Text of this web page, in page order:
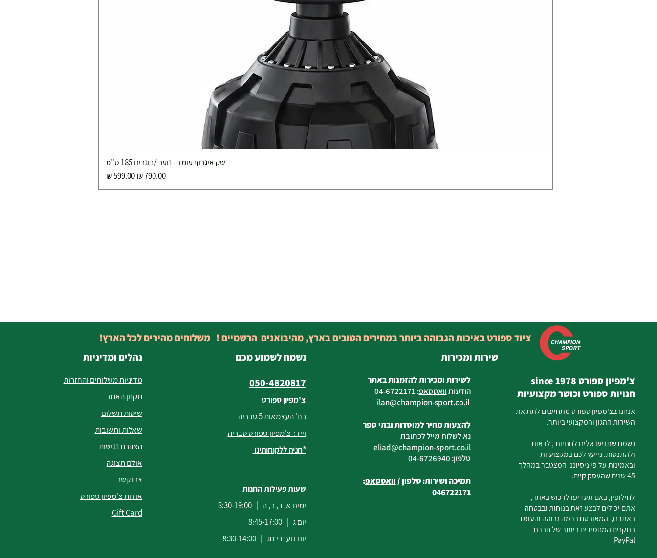
שק איגרוף עומד - נוער /בוגרים 185 ס"מ
מחיר רגילמחיר מבצע
נהלים ומדיניות
מדיניות משלוחים והחזרות
תקנון האתר
שיטות תשלום
שאלות ותשובות
הצהרת נגישות
אולם תצוגה
צרו קשר
אודות צ'מפיון ספורט
Gift Card
נשמח לשמוע מכם
050-4820817
צ'מפיון ספורט
רח' העצמאות 5 טבריה
וייז : צ'מפיון ספורט טבריה
*חניה ללקוחותינו
שעות פעילות החנות
ימים א, ב, ד, ה | 8:30-19:00
יום ג | 8:45-17:00
יום ו וערבי חג | 8:30-14:00
לשירות ומכירות להזמנות באתר
הודעותוואטסאפ:
04-6722171
ilan
@champion-sport.co.il
להצעות מחיר למוסדות ובתי ספר
נא לשלוח מייל לכתובת
eliad@champion-sport.co.il
טלפון: 04-6726940
תמיכה ושירות: טלפון /וואטסאפ:
046722171
צ'מפיון ספורט since 1978
חנויות ספורט וכושר מקצועיות
אנחנו בצ'מפיון ספורט מתחייבים לתת את
השירות ההגון והמקצועי ביותר.
נשמח שתגיעו אלינו לחנויות , לראות
ולהתנסות. נייעץ לכם במקצועיות
ובאמינות על פי ניסיוננו המצטבר במהלך
45 שנים שהעסק קיים.
לחילופין, באם תעדיפו לרכוש באתר,
אתם יכולים לבצע זאת בנוחות ובבטחה
באתרנו, המאובטח ברמה גבוהה והעומד
בתקנים המחמירים ביותר של חברת
PayPal.
שירות ומכירות
ציוד ספורט באיכות הגבוהה ביותר במחירים הטובים בארץ, מהיבואנים הרשמיים ! משלוחים מהירים לכל הארץ!